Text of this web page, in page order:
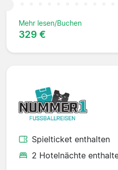
Mehr lesen/Buchen
329 €
Spielticket enthalten
2 Hotelnächte